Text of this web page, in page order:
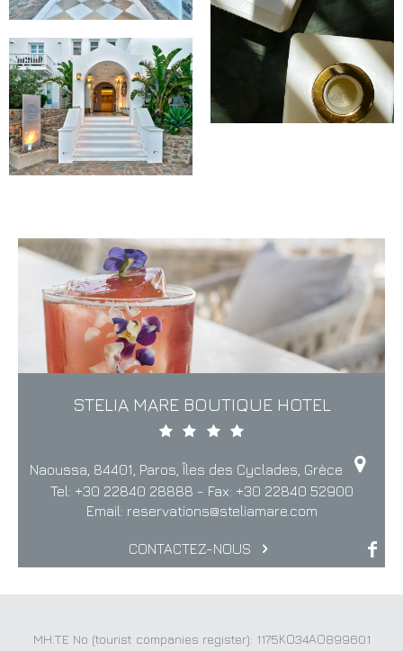
STELIA MARE BOUTIQUE HOTEL
Naoussa, 84401, Paros, Îles des Cyclades, Grèce
Tel: +30 22840 28888 - Fax: +30 22840 52900
Email: reservations@steliamare.com
CONTACTEZ-NOUS
MH.T.E No (tourist companies register): 1175ΚΟ34ΑΟ899601